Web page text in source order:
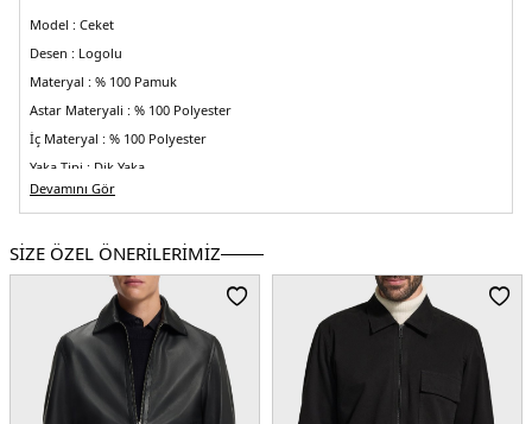
Model : Ceket
Desen : Logolu
Materyal : % 100 Pamuk
Astar Materyali : % 100 Polyester
İç Materyal : % 100 Polyester
Yaka Tipi : Dik Yaka
Kapama Şekli :
Cep :Cepli
Kalıp Bilgisi :Regular Fit
Bulgaristan
Detaylar :- Ribanalı yaka, etek ucu ve manşetler
5DK150543135404.12
Devamını Gör
SİZE ÖZEL ÖNERİLERİMİZ